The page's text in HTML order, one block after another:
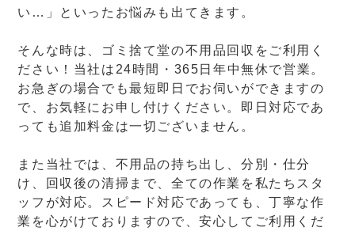
い…」といったお悩みも出てきます。
そんな時は、ゴミ捨て堂の不用品回収をご利用く
ださい！当社は24時間・365日年中無休で営業。
お急ぎの場合でも最短即日でお伺いができますの
で、お気軽にお申し付けください。即日対応であ
っても追加料金は一切ございません。
また当社では、不用品の持ち出し、分別・仕分
け、回収後の清掃まで、全ての作業を私たちスタ
ッフが対応。スピード対応であっても、丁寧な作
業を心がけておりますので、安心してご利用くだ